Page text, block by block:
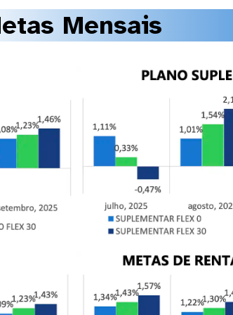
Mensais